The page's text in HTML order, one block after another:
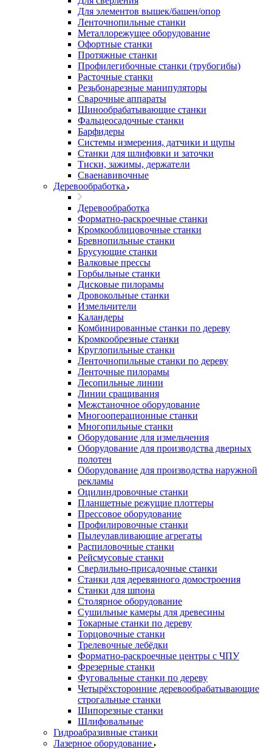
Для элементов вышек/башен/опор
Ленточнопильные станки
Металлорежущее оборудование
Офортные станки
Протяжные станки
Профилегибочные станки (трубогибы)
Расточные станки
Резьбонарезные манипуляторы
Сварочные аппараты
Шинообрабатывающие станки
Фальцеосадочные станки
Барфидеры
Системы измерения, датчики и щупы
Станки для шлифовки и заточки
Тиски, зажимы, держатели
Cваенавивочные
Деревообработка
Деревообработка
Форматно-раскроечные станки
Кромкооблицовочные станки
Бревнопильные станки
Брусующие станки
Валковые прессы
Горбыльные станки
Дисковые пилорамы
Дровокольные станки
Измельчители
Каландеры
Комбинированные станки по дереву
Кромкообрезные станки
Круглопильные станки
Ленточнопильные станки по дереву
Ленточные пилорамы
Лесопильные линии
Линии сращивания
Межстаночное оборудование
Многооперационные станки
Многопильные станки
Оборудование для измельчения
Оборудование для производства дверных
полотен
Оборудование для производства наружной
рекламы
Оцилиндровочные станки
Планшетные режущие плоттеры
Прессовое оборудование
Профилировочные станки
Пылеулавливающие агрегаты
Распиловочные станки
Рейсмусовые станки
Сверлильно-присадочные станки
Станки для деревянного домостроения
Станки для шпона
Столярное оборудование
Сушильные камеры для древесины
Токарные станки по дереву
Торцовочные станки
Трелевочные лебёдки
Форматно-раскроечные центры с ЧПУ
Фрезерные станки
Фуговальные станки по дереву
Четырёхсторонние деревообрабатывающие
строгальные станки
Шипорезные станки
Шлифовальные
Гидроабразивные станки
Лазерное оборудование